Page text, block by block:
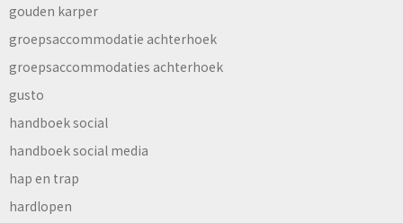
gouden karper
groepsaccommodatie achterhoek
groepsaccommodaties achterhoek
gusto
handboek social
handboek social media
hap en trap
hardlopen